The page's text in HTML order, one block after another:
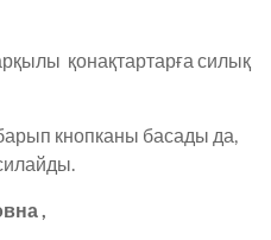
қонақтартарға силық
кнопканы басады да,
,